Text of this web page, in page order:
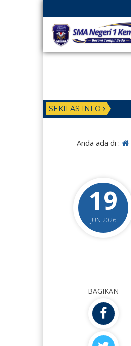
SEKILAS INFO
Anda ada di :
19
JUN 2026
BAGIKAN